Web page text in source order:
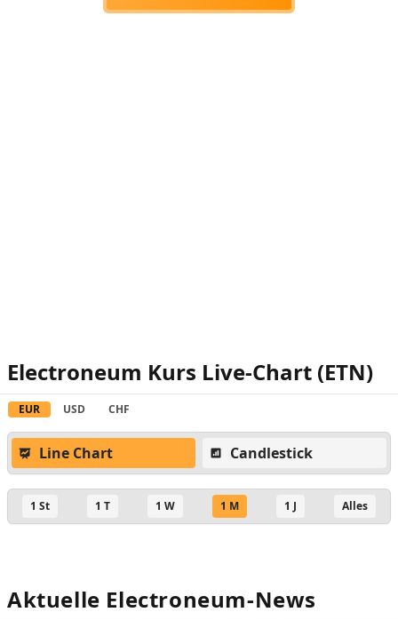
Electroneum Kurs Live-Chart (ETN)
EUR USD CHF
Line Chart Candlestick
1 St 1 T 1 W 1 M 1 J Alles
Aktuelle Electroneum-News